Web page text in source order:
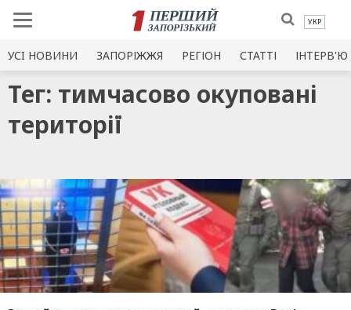
УКР
УСI НОВИНИ ЗАПОРІЖЖЯ РЕГІОН СТАТТІ ІНТЕРВ'Ю
Тег: тимчасово окуповані
території